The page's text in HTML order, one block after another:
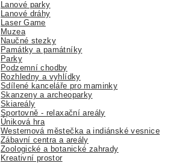
Lanové parky
Lanové dráhy
Laser Game
Muzea
Naučné stezky
Památky a památníky
Parky
Podzemní chodby
Rozhledny a vyhlídky
Sdílené kanceláře pro maminky
Skanzeny a archeoparky
Skiareály
Sportovně - relaxační areály
Úniková hra
Westernová městečka a indiánské vesnice
Zábavní centra a areály
Zoologické a botanické zahrady
Kreativní prostor